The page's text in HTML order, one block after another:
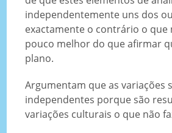
independentemente uns dos
exactamente o contrário o que
pouco melhor do que afirmar
plano.
Argumentam que as variações
independentes porque são
variações culturais o que não